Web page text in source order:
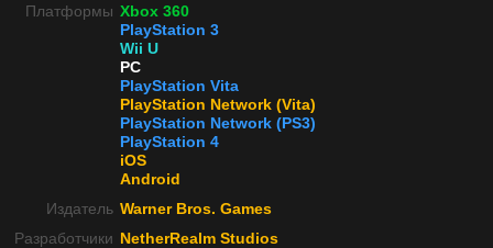
Платформы Xbox 360
PlayStation 3
Wii U
PC
PlayStation Vita
PlayStation Network (Vita)
PlayStation Network (PS3)
PlayStation 4
iOS
Android
Издатель Warner Bros. Games
Разработчики NetherRealm Studios